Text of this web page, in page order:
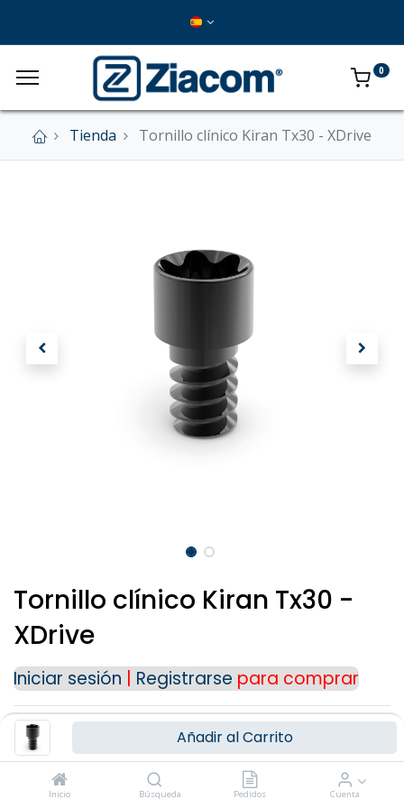
Añadir al Carrito
Inicio Búsqueda Pedidos Cuenta
0
Tienda Tornillo clínico Kiran Tx30 - XDrive
Tornillo clínico Kiran Tx30 -
XDrive
Iniciar sesión Registrarse para comprar
Términos y Condiciones
×
forma definitiva.
En este momento no se aceptan pedidos a
través del sitio web.
Para cualquier consulta o información
adicional, puedes ponerte en contacto con
nosotros a través de nuestros medios de
Gracias por tu interés.